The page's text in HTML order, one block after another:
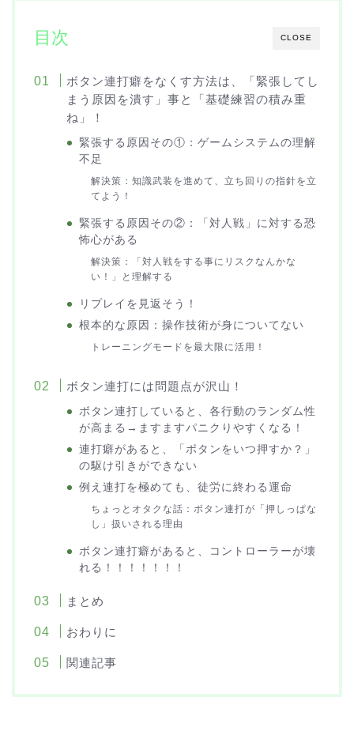
CLOSE
目次
ボタン連打癖をなくす方法は、「緊張してし
まう原因を潰す」事と「基礎練習の積み重
ね」！
緊張する原因その①：ゲームシステムの理解
不足
解決策：知識武装を進めて、立ち回りの指針を立
てよう！
緊張する原因その②：「対人戦」に対する恐
怖心がある
解決策：「対人戦をする事にリスクなんかな
い！」と理解する
リプレイを見返そう！
根本的な原因：操作技術が身についてない
トレーニングモードを最大限に活用！
ボタン連打には問題点が沢山！
ボタン連打していると、各行動のランダム性
が高まる→ますますパニクりやすくなる！
連打癖があると、「ボタンをいつ押すか？」
の駆け引きができない
例え連打を極めても、徒労に終わる運命
ちょっとオタクな話：ボタン連打が「押しっぱな
し」扱いされる理由
ボタン連打癖があると、コントローラーが壊
れる！！！！！！！
まとめ
おわりに
関連記事